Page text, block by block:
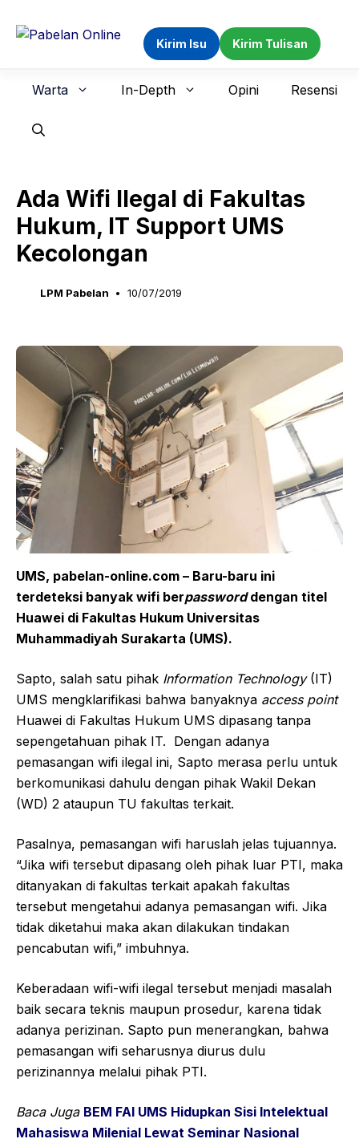
Kirim Isu Kirim Tulisan
Warta In-Depth Opini Resensi
Ada Wifi Ilegal di Fakultas
Hukum, IT Support UMS
Kecolongan
LPM Pabelan 10/07/2019
UMS, pabelan-online.com – Baru-baru ini
terdeteksi banyak wifi berpassworddengan titel
Huawei di Fakultas Hukum Universitas
Muhammadiyah Surakarta (UMS).
Sapto, salah satu pihak Information Technology(IT)
UMS mengklarifikasi bahwa banyaknya accesspoint
Huawei di Fakultas Hukum UMS dipasang tanpa
sepengetahuan pihak IT. Dengan adanya
pemasangan wifi ilegal ini, Sapto merasa perlu untuk
berkomunikasi dahulu dengan pihak Wakil Dekan
(WD) 2 ataupun TU fakultas terkait.
Pasalnya, pemasangan wifi haruslah jelas tujuannya.
“Jika wifi tersebut dipasang oleh pihak luar PTI, maka
ditanyakan di fakultas terkait apakah fakultas
tersebut mengetahui adanya pemasangan wifi. Jika
tidak diketahui maka akan dilakukan tindakan
pencabutan wifi,” imbuhnya.
Keberadaan wifi-wifi ilegal tersebut menjadi masalah
baik secara teknis maupun prosedur, karena tidak
adanya perizinan. Sapto pun menerangkan, bahwa
pemasangan wifi seharusnya diurus dulu
perizinannya melalui pihak PTI.
Baca Juga BEM FAI UMS Hidupkan Sisi Intelektual
Mahasiswa Milenial Lewat Seminar Nasional